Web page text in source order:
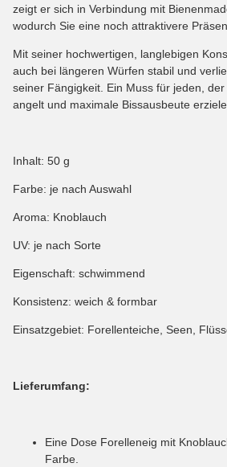
zeigt er sich in Verbindung mit
wodurch Sie eine noch attraktivere
Mit seiner hochwertigen, langlebigen
auch bei längeren Würfen stabil und
seiner Fängigkeit. Ein Muss für jeden,
angelt und maximale Bissausbeute
Inhalt: 50 g
Farbe: je nach Auswahl
Aroma: Knoblauch
UV: je nach Sorte
Eigenschaft: schwimmend
Konsistenz: weich & formbar
Einsatzgebiet: Forellenteiche, Seen,
Lieferumfang:
Eine Dose Forelleneig mit
Farbe.